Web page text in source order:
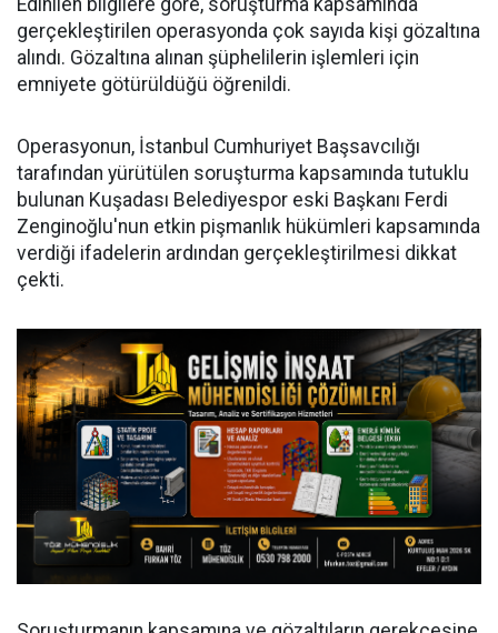
Edinilen bilgilere göre, soruşturma kapsamında
gerçekleştirilen operasyonda çok sayıda kişi gözaltına
alındı. Gözaltına alınan şüphelilerin işlemleri için
emniyete götürüldüğü öğrenildi.
Operasyonun, İstanbul Cumhuriyet Başsavcılığı
tarafından yürütülen soruşturma kapsamında tutuklu
bulunan Kuşadası Belediyespor eski Başkanı Ferdi
Zenginoğlu'nun etkin pişmanlık hükümleri kapsamında
verdiği ifadelerin ardından gerçekleştirilmesi dikkat
çekti.